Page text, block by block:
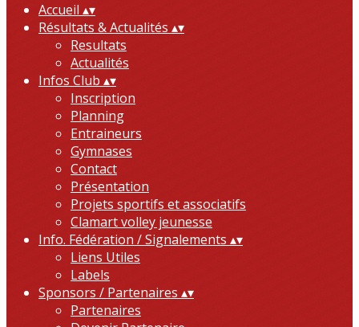
Accueil ▴▾
Résultats & Actualités ▴▾
Resultats
Actualités
Infos Club ▴▾
Inscription
Planning
Entraineurs
Gymnases
Contact
Présentation
Projets sportifs et associatifs
Clamart volley jeunesse
Info. Fédération / Signalements ▴▾
Liens Utiles
Labels
Sponsors / Partenaires ▴▾
Partenaires